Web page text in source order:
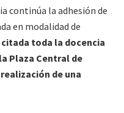
continúa la adhesión de
en modalidad de
toda la docencia
Plaza Central de
de una